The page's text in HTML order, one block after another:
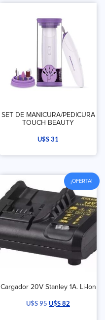
SET DE MANICURA/PEDICURA
TOUCH BEAUTY
U$S31
¡OFERTA!
Cargador 20V Stanley 1A. Li-Ion
U$S95U$S82